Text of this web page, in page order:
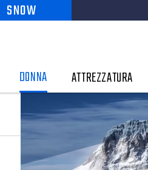
SNOW
DONNA ATTREZZATURA